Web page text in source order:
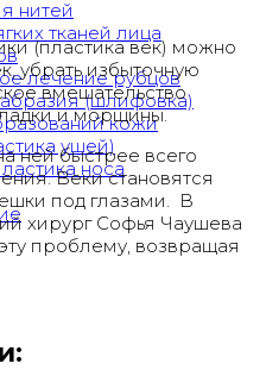
нитей
тканей лица
лечение рубцов
(шлифовка)
кожи
ушей)
носа
(пластика век) можно
убрать избыточную
вмешательство
и морщины.
ней быстрее всего
Веки становятся
под глазами. В
хирург Софья Чаушева
проблему, возвращая